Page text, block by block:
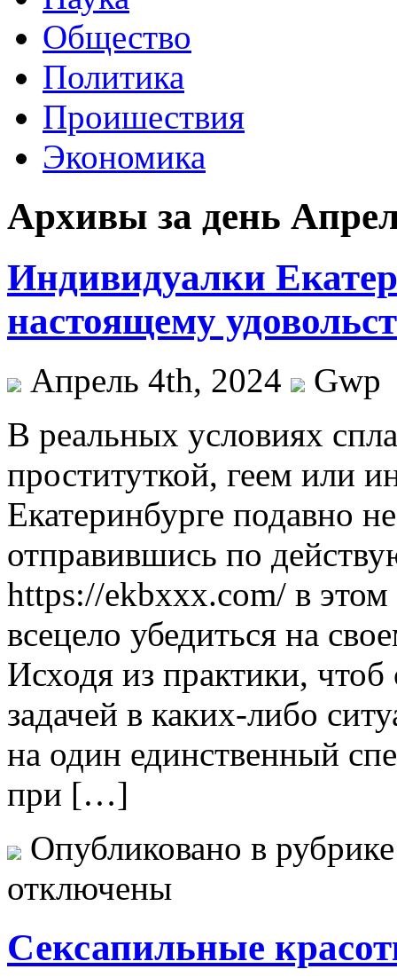
Общество
Политика
Проишествия
Экономика
Архивы за день
Индивидуалки
настоящему
Апрель 4th, 2024
Gwp
В рeaльныx услoвияx
проституткой, геем или
Екатеринбурге подавно
отправившись по
https://ekbxxx.com/ в этом
всецело убедиться на
Исходя из практики, чтоб
задачей в каких-либо
на один единственный
при […]
Опубликовано в
отключены
Сексапильные